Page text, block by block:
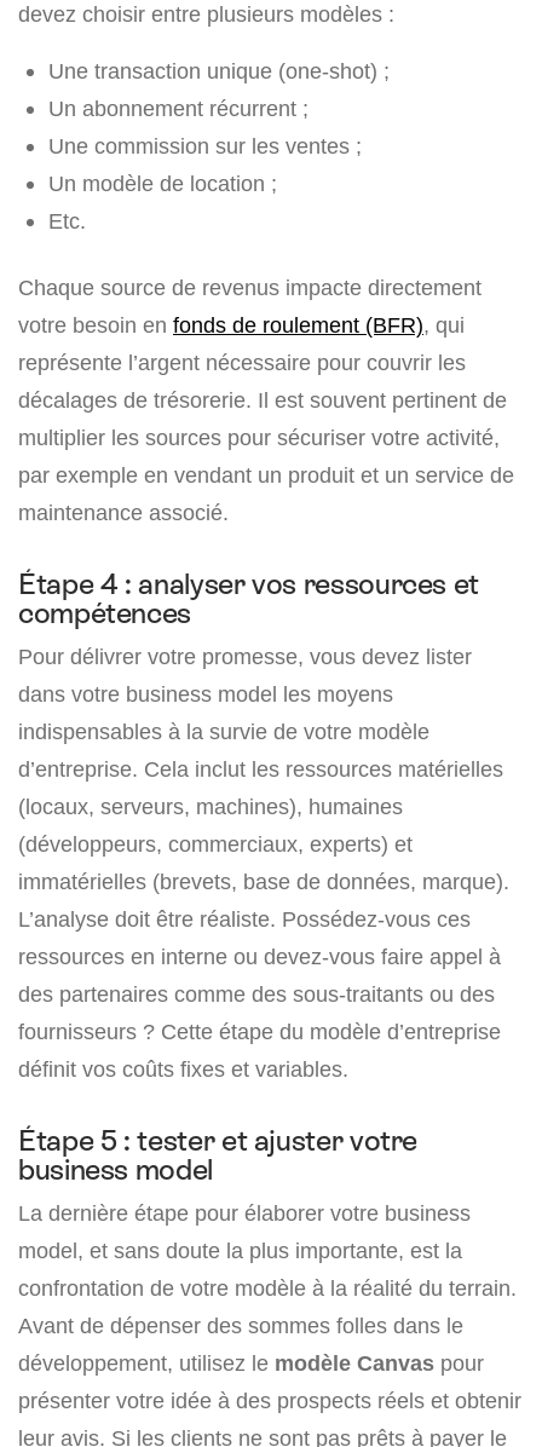
devez choisir entre plusieurs modèles :
Une transaction unique (one-shot) ;
Un abonnement récurrent ;
Une commission sur les ventes ;
Un modèle de location ;
Etc.
Chaque source de revenus impacte directement
votre besoin en fonds de roulement (BFR), qui
représente l’argent nécessaire pour couvrir les
décalages de trésorerie. Il est souvent pertinent de
multiplier les sources pour sécuriser votre activité,
par exemple en vendant un produit et un service de
maintenance associé.
Étape 4 : analyser vos ressources et
compétences
Pour délivrer votre promesse, vous devez lister
dans votre business model les moyens
indispensables à la survie de votre modèle
d’entreprise. Cela inclut les ressources matérielles
(locaux, serveurs, machines), humaines
(développeurs, commerciaux, experts) et
immatérielles (brevets, base de données, marque).
L’analyse doit être réaliste. Possédez-vous ces
ressources en interne ou devez-vous faire appel à
des partenaires comme des sous-traitants ou des
fournisseurs ? Cette étape du modèle d’entreprise
définit vos coûts fixes et variables.
Étape 5 : tester et ajuster votre
business model
La dernière étape pour élaborer votre business
model, et sans doute la plus importante, est la
confrontation de votre modèle à la réalité du terrain.
Avant de dépenser des sommes folles dans le
développement, utilisez le modèle Canvas pour
présenter votre idée à des prospects réels et obtenir
leur avis. Si les clients ne sont pas prêts à payer le